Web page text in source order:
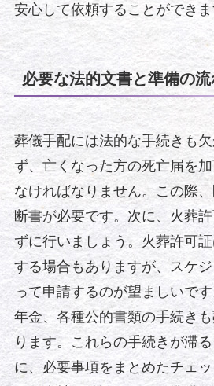
安心して依頼することができま
必要な法的文書と準備の流
葬儀手配には法的な手続きも
ず、亡くなった方の死亡届を
なければなりません。この際
断書が必要です。次に、火葬
ずに行いましょう。火葬許可
する場合もありますが、スケ
って申請するのが望ましいで
年金、各種公的書類の手続き
ります。これらの手続きが滞
に、必要事項をまとめたチェ